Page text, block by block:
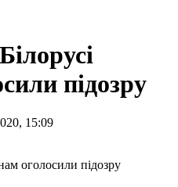
підозру
15:09